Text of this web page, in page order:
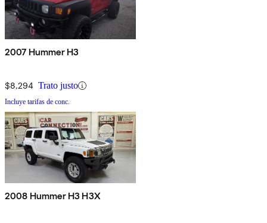
2007 Hummer H3
$8,294 Trato justo
Incluye tarifas de conc.
2008 Hummer H3 H3X